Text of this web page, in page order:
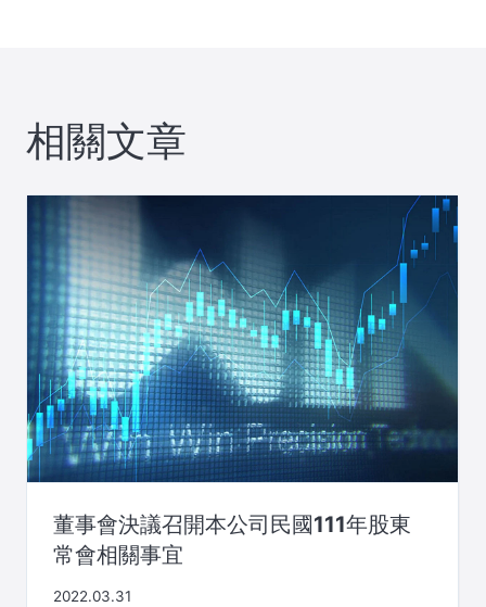
相關文章
董事會決議召開本公司民國111年股東
常會相關事宜
2022.03.31